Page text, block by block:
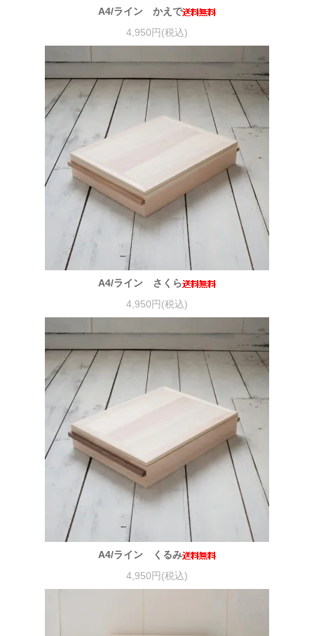
A4/ライン かえで
4,950円(税込)
A4/ライン さくら
4,950円(税込)
A4/ライン くるみ
4,950円(税込)